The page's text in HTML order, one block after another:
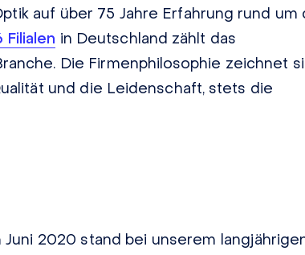
auf über 75 Jahre Erfahrung rund um
Filialen in Deutschland zählt das
Die Firmenphilosophie zeichnet
und die Leidenschaft, stets die
2020 stand bei unserem